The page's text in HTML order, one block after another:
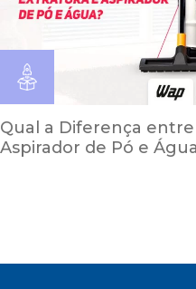
Qual a Diferença
Aspirador de Pó e